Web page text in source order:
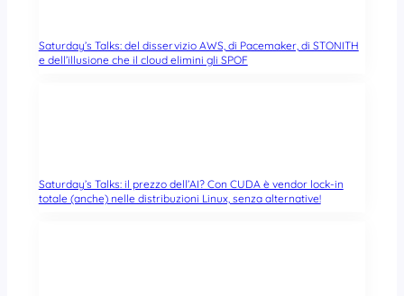
Saturday’s Talks: del disservizio AWS, di Pacemaker, di STONITH
e dell’illusione che il cloud elimini gli SPOF
Saturday’s Talks: il prezzo dell’AI? Con CUDA è vendor lock-in
totale (anche) nelle distribuzioni Linux, senza alternative!